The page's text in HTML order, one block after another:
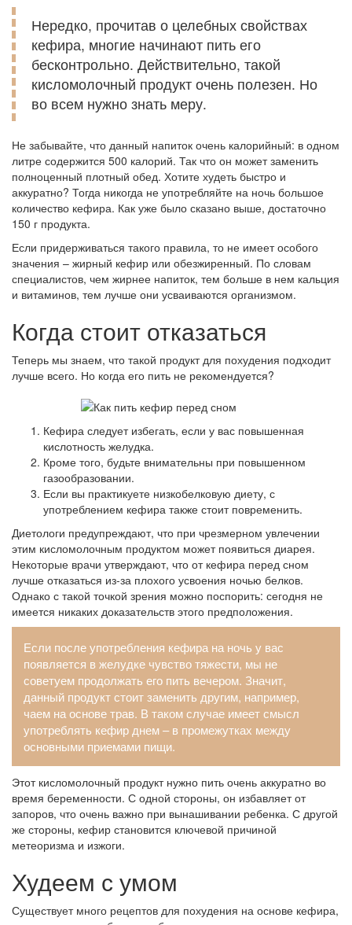
Нередко, прочитав о целебных свойствах
кефира, многие начинают пить его
бесконтрольно. Действительно, такой
кисломолочный продукт очень полезен. Но
во всем нужно знать меру.
Не забывайте, что данный напиток очень калорийный: в одном
литре содержится 500 калорий. Так что он может заменить
полноценный плотный обед. Хотите худеть быстро и
аккуратно? Тогда никогда не употребляйте на ночь большое
количество кефира. Как уже было сказано выше, достаточно
150 г продукта.
Если придерживаться такого правила, то не имеет особого
значения – жирный кефир или обезжиренный. По словам
специалистов, чем жирнее напиток, тем больше в нем кальция
и витаминов, тем лучше они усваиваются организмом.
Когда стоит отказаться
Теперь мы знаем, что такой продукт для похудения подходит
лучше всего. Но когда его пить не рекомендуется?
Кефира следует избегать, если у вас повышенная
кислотность желудка.
Кроме того, будьте внимательны при повышенном
газообразовании.
Если вы практикуете низкобелковую диету, с
употреблением кефира также стоит повременить.
Диетологи предупреждают, что при чрезмерном увлечении
этим кисломолочным продуктом может появиться диарея.
Некоторые врачи утверждают, что от кефира перед сном
лучше отказаться из-за плохого усвоения ночью белков.
Однако с такой точкой зрения можно поспорить: сегодня не
имеется никаких доказательств этого предположения.
Если после употребления кефира на ночь у вас
появляется в желудке чувство тяжести, мы не
советуем продолжать его пить вечером. Значит,
данный продукт стоит заменить другим, например,
чаем на основе трав. В таком случае имеет смысл
употреблять кефир днем – в промежутках между
основными приемами пищи.
Этот кисломолочный продукт нужно пить очень аккуратно во
время беременности. С одной стороны, он избавляет от
запоров, что очень важно при вынашивании ребенка. С другой
же стороны, кефир становится ключевой причиной
метеоризма и изжоги.
Худеем с умом
Существует много рецептов для похудения на основе кефира,